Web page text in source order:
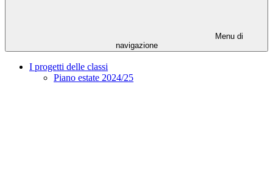
Menu di
navigazione
I progetti delle classi
Piano estate 2024/25